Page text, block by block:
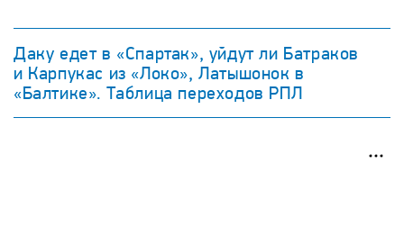
Даку едет в «Спартак», уйдут ли Батраков
и Карпукас из «Локо», Латышонок в
«Балтике». Таблица переходов РПЛ